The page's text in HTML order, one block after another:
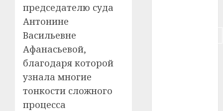
председателю суда
Антонине
Васильевне
Афанасьевой,
благодаря которой
узнала многие
тонкости сложного
процесса